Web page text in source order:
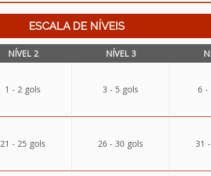
ESCALA DE NÍVEIS
NÍVEL 2 NÍVEL 3
1 - 2 gols 3 - 5 gols 6 -
21 - 25 gols 26 - 30 gols 31